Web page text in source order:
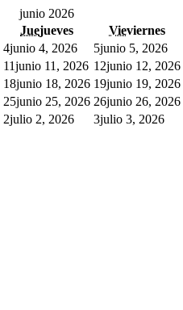
junio 2026
Juejueves Vieviernes
4junio 4, 2026 5junio 5, 2026
11junio 11, 2026 12junio 12, 2026
18junio 18, 2026 19junio 19, 2026
25junio 25, 2026 26junio 26, 2026
2julio 2, 2026 3julio 3, 2026